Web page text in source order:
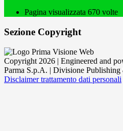
Pagina visualizzata 670 volte
Sezione Copyright
Copyright 2026 | Engineered and
Parma S.p.A. | Divisione
Disclaimer trattamento dati personali